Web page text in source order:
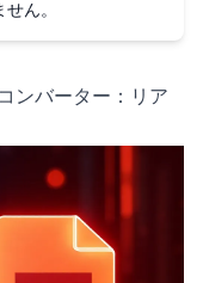
ん。
ンバーター：リア